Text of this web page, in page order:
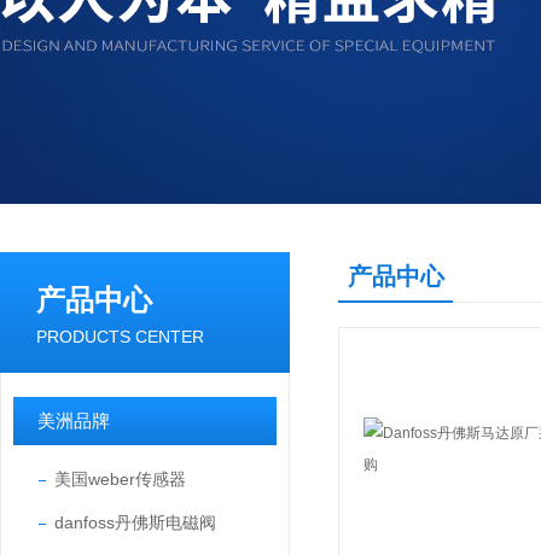
产品中心
PRODUCTS CENTER
美洲品牌
美国weber传感器
danfoss丹佛斯电磁阀
产品中心